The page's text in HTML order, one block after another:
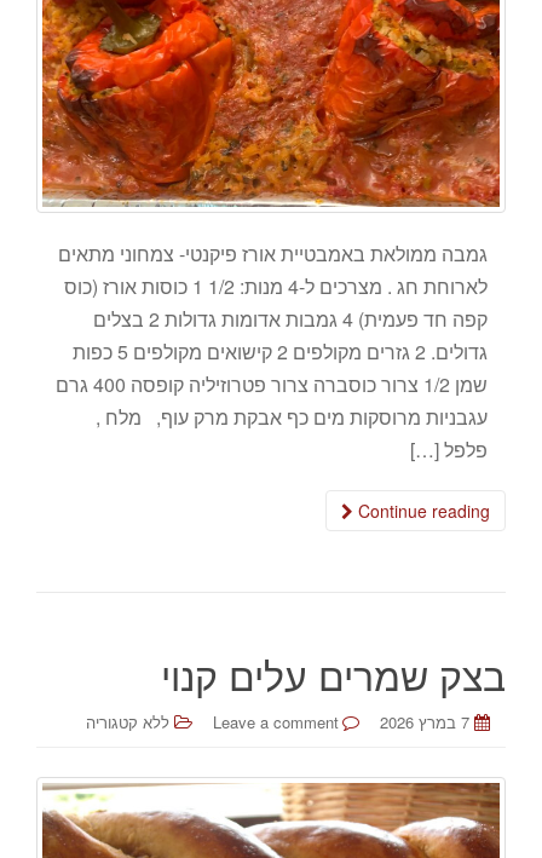
גמבה ממולאת באמבטיית אורז פיקנטי- צמחוני מתאים
לארוחת חג . מצרכים ל-4 מנות: 1/2 1 כוסות אורז (כוס
קפה חד פעמית) 4 גמבות אדומות גדולות 2 בצלים
גדולים. 2 גזרים מקולפים 2 קישואים מקולפים 5 כפות
שמן 1/2 צרור כוסברה צרור פטרוזיליה קופסה 400 גרם
עגבניות מרוסקות מים כף אבקת מרק עוף, מלח ,
פלפל […]
Continue reading
בצק שמרים עלים קנוי
7 במרץ 2026 Leave a comment ללא קטגוריה